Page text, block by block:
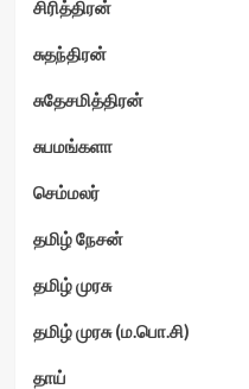
சிரித்திரன்
சுதந்திரன்
சுதேசமித்திரன்
சுபமங்களா
செம்மலர்
தமிழ் நேசன்
தமிழ் முரசு
தமிழ் முரசு (ம.பொ.சி)
தாய்